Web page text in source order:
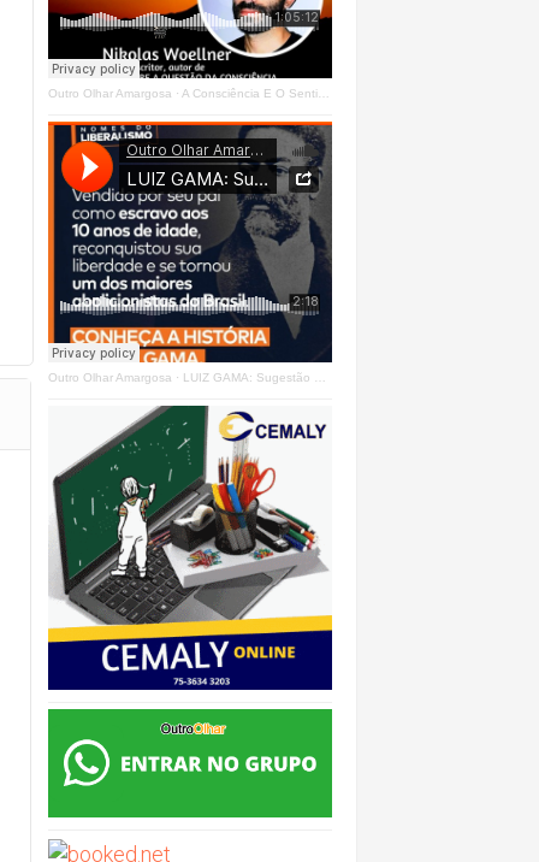
Outro Olhar Amargosa · A Consciência E O Sentir - Se Estrangeiro Ao Mundo
Outro Olhar Amargosa · LUIZ GAMA: Sugestão Outro Olhar